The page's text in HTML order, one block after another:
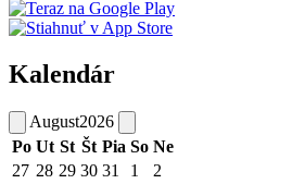
Kalendár
August2026
Po Ut St Št Pia So Ne
27 28 29 30 31 1
2